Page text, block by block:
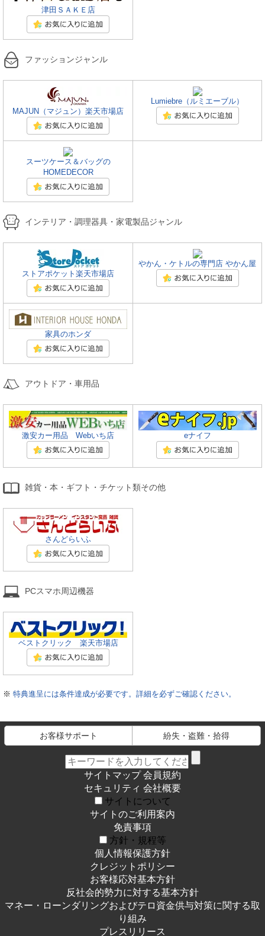
津田ＳＡＫＥ店
ファッションジャンル
MAJUN（マジュン）楽天市場店
Lumiebre（ルミエーブル）
スーツケース＆バッグの
HOMEDECOR
インテリア・調理器具・家電製品ジャンル
ストアポケット楽天市場店
やかん・ケトルの専門店 やかん屋
家具のホンダ
アウトドア・車用品
激安カー用品 Webいち店 eナイフ
雑貨・本・ギフト・チケット類その他
さんどらいふ
PCスマホ周辺機器
ベストクリック 楽天市場店
※ 特典進呈には条件達成が必要です。詳細を必ずご確認ください。
お客様サポート 紛失・盗難・拾得
サイトマップ 会員規約
セキュリティ 会社概要
サイトについて
サイトのご利用案内
免責事項
方針・規程等
個人情報保護方針
クレジットポリシー
お客様応対基本方針
反社会的勢力に対する基本方針
マネー・ローンダリングおよびテロ資金供与対策に関する取
り組み
プレスリリース